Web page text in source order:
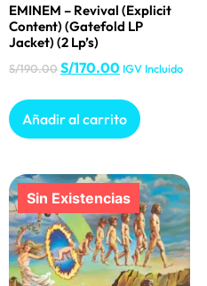
EMINEM – Revival (Explicit
Content) (Gatefold LP
Jacket) (2 Lp’s)
S/190.00S/170.00 IGV Incluido
Añadir al carrito